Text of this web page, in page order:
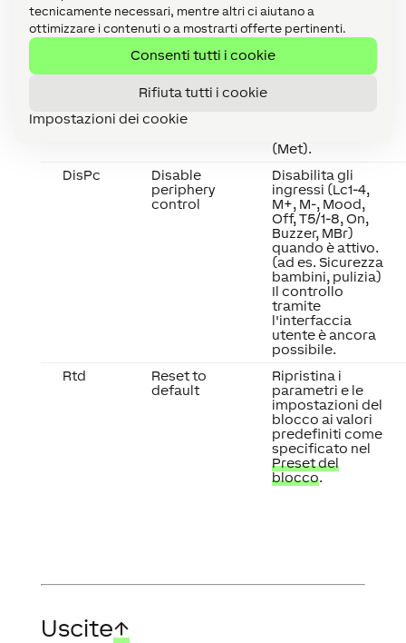
tecnicamente necessari, mentre altri ci aiutano a
ottimizzare i contenuti o a mostrarti offerte pertinenti.
Consenti tutti i cookie
Rifiuta tutti i cookie
Impostazioni dei cookie
sveglia, viene
utilizzata
l'atmosfera con
ID 99.
L'illuminazione si
(Met).
DisPc
Disable
periphery
control
Disabilita gli
ingressi (Lc1-4,
M+, M-, Mood,
Off, T5/1-8, On,
Buzzer, MBr)
quando è attivo.
(ad es. Sicurezza
bambini, pulizia)
Il controllo
tramite
l'interfaccia
utente è ancora
possibile.
Rtd
Reset to
default
Ripristina i
parametri e le
impostazioni del
blocco ai valori
predefiniti come
specificato nel
Preset del
blocco.
Uscite↑